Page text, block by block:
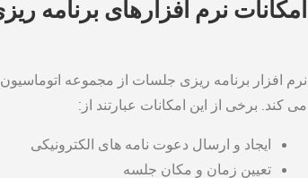
امکانات نرم ‌افزارهای برنامه
نرم ‌افزار برنامه ‌ریزی جلسات از مجموعه
می ‌کند. برخی از این امکانات عبارتند از:
ایجاد و ارسال دعوت‌ نامه‌ های الکترونیکی
تعیین زمان و مکان جلسه